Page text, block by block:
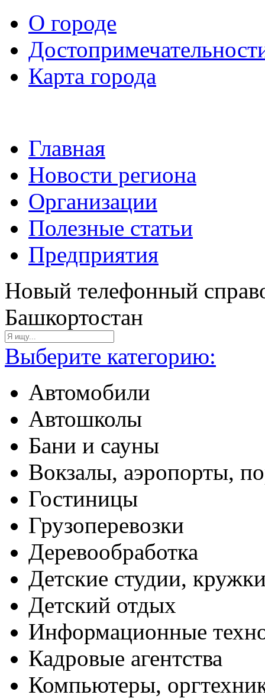
О городе
Карта города
Главная
Новости региона
Организации
Полезные статьи
Предприятия
Новый телефонный
Башкортостан
Выберите категорию:
Автомобили
Автошколы
Бани и сауны
Вокзалы, аэропорты,
Гостиницы
Грузоперевозки
Деревообработка
Детские студии,
Детский отдых
Информационные
Кадровые агентства
Компьютеры,